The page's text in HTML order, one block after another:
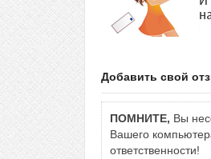
Добавить свой
ПОМНИТЕ, Вы
Вашего
ответственности!